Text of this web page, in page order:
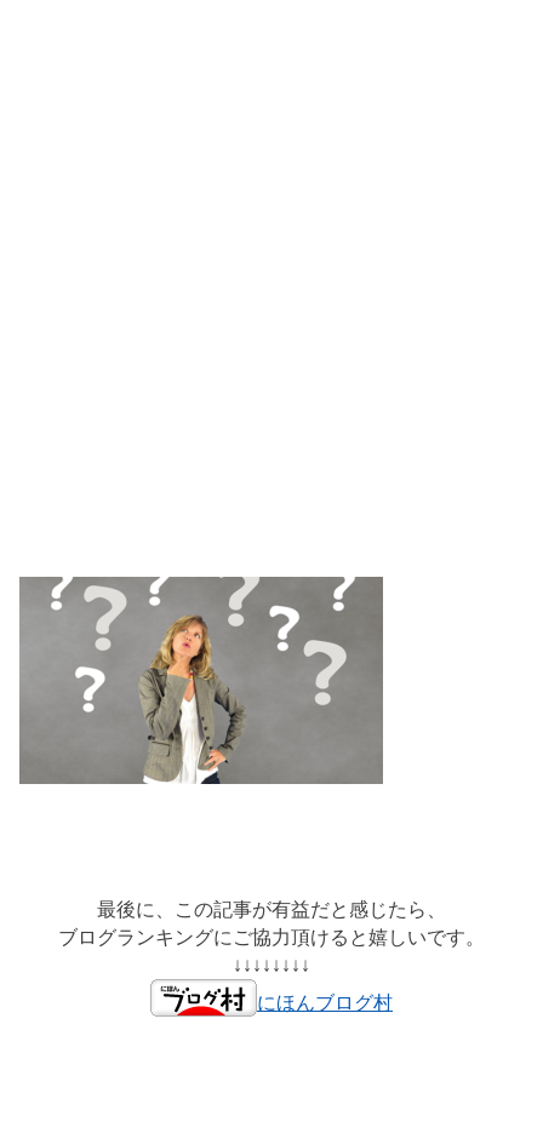
最後に、この記事が有益だと感じたら、
ブログランキングにご協力頂けると嬉しいです。
↓↓↓↓↓↓↓↓
にほんブログ村